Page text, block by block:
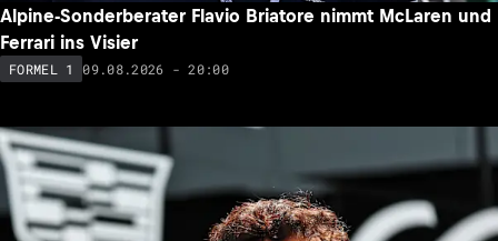
Alpine-Sonderberater Flavio Briatore nimmt McLaren und
Ferrari ins Visier
FORMEL 1 09.08.2026 - 20:00